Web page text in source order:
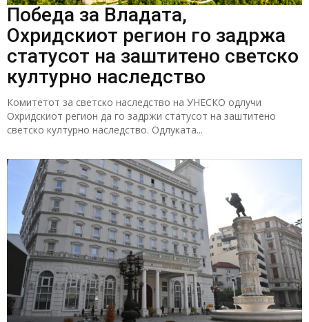
Победа за Владата,
Охридскиот регион го задржа
статусот на заштитено светско
културно наследство
Комитетот за светско наследство на УНЕСКО одлучи
Охридскиот регион да го задржи статусот на заштитено
светско културно наследство. Одлуката...